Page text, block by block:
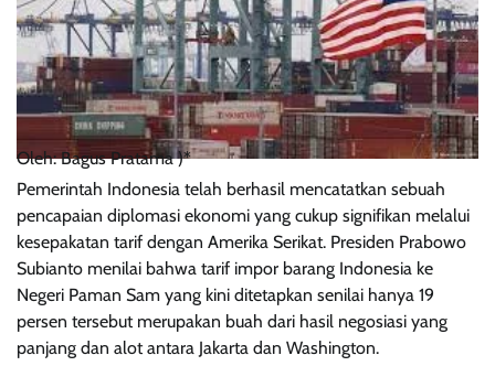
Oleh: Bagus Pratama )*
Pemerintah Indonesia telah berhasil mencatatkan sebuah
pencapaian diplomasi ekonomi yang cukup signifikan melalui
kesepakatan tarif dengan Amerika Serikat. Presiden Prabowo
Subianto menilai bahwa tarif impor barang Indonesia ke
Negeri Paman Sam yang kini ditetapkan senilai hanya 19
persen tersebut merupakan buah dari hasil negosiasi yang
panjang dan alot antara Jakarta dan Washington.